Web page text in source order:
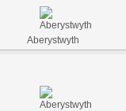
Aberystwyth